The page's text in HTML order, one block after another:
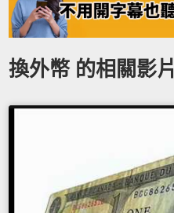
換外幣 的相關影片